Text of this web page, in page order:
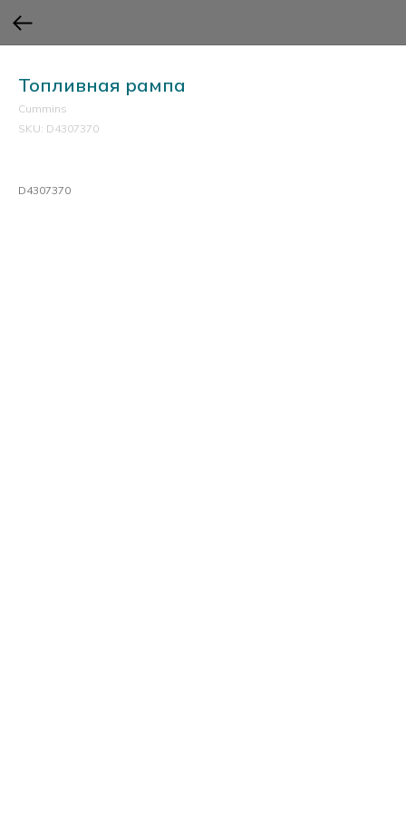
Топливная рампа
Cummins
SKU: D4307370
D4307370